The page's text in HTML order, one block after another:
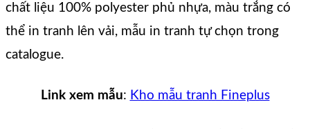
chất liệu 100% polyester phủ nhựa, màu trắng có
thể in tranh lên vải, mẫu in tranh tự chọn trong
catalogue.
Link xem mẫu: Kho mẫu tranh Fineplus